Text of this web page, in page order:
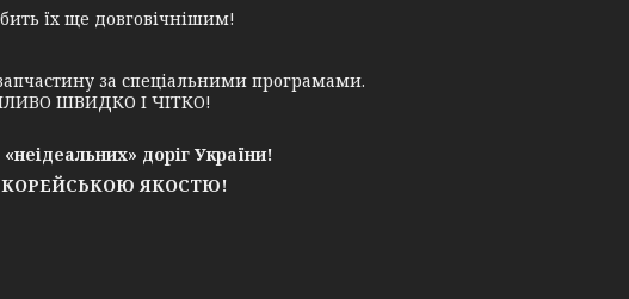
їх ще довговічнішим!
за спеціальними програмами.
ШВИДКО І ЧІТКО!
доріг України!
КОРЕЙСЬКОЮ ЯКОСТЮ!